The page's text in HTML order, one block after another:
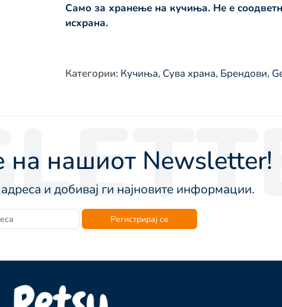
Само за хранење на кучиња. Не е
исхрана.
Категории: Кучиња, Сува храна, Брендови,
на нашиот Newsletter!
и добивај ги најновите информации.
Регистрирај се